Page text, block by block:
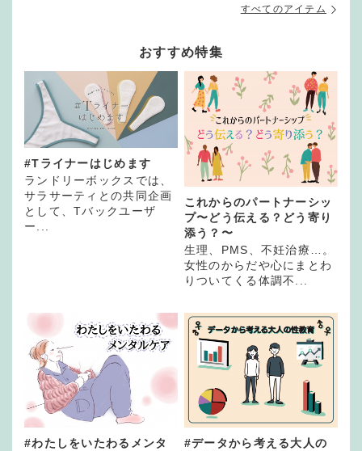
すべてのアイテム
おすすめ特集
#Tライナーはじめます
ランドリーボックスでは、
サラサーティとの共同企画
として、Tバックユーザ
ー...
これからのパートナーシッ
プ〜どう伝える？どう寄り
添う？〜
生理、PMS、不妊治療…。
女性のからだや心にまとわ
りついてくる体調不...
#わたしをいたわるメンタ
#データから考える大人の